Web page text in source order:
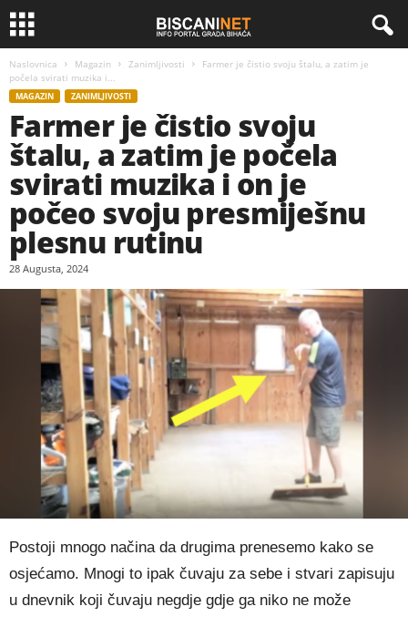
Naslovnica Magazin Zanimljivosti
Farmer je čistio svoju štalu, a zatim je
počela svirati muzika i...
MAGAZIN ZANIMLJIVOSTI
Farmer je čistio svoju
štalu, a zatim je počela
svirati muzika i on je
počeo svoju presmiješnu
plesnu rutinu
28 Augusta, 2024
Postoji mnogo načina da drugima prenesemo kako se
osjećamo. Mnogi to ipak čuvaju za sebe i stvari zapisuju
u dnevnik koji čuvaju negdje gdje ga niko ne može